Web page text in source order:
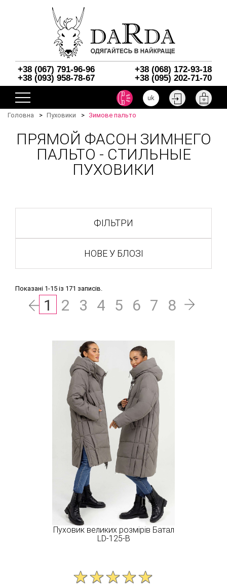
+38 (067) 791-96-96
+38 (068) 172-93-18
+38 (093) 958-78-67
+38 (095) 202-71-70
uk
Головна Пуховики Зимове пальто
ПРЯМОЙ ФАСОН ЗИМНЕГО
ПАЛЬТО - СТИЛЬНЫЕ
ПУХОВИКИ
ФІЛЬТРИ
НОВЕ У БЛОЗІ
Показані 1-15 із 171 записів.
1 2 3 4 5 6 7 8
Пуховик великих розмірів Батал
LD-125-B